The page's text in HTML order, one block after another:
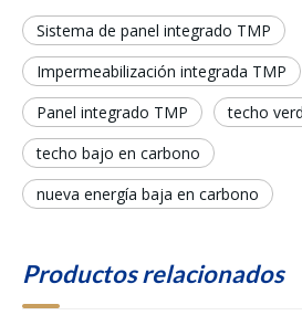
Sistema de panel integrado TMP
Impermeabilización integrada TMP
Panel integrado TMP
techo
techo bajo en carbono
nueva energía baja en carbono
Productos relacionados